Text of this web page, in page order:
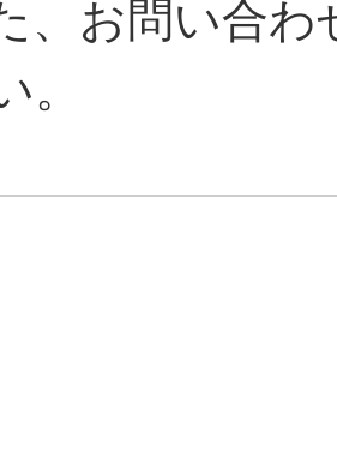
お問い合わ
。